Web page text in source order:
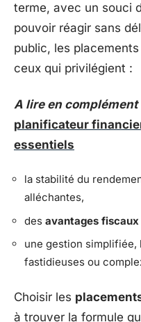
terme, avec un souci
pouvoir réagir sans
public, les
ceux qui privilégient :
A lire en complément
planificateur
essentiels
la stabilité du
alléchantes,
des avantages fiscaux
une gestion
fastidieuses ou
Choisir les
à trouver la formule